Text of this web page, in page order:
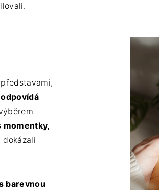
momentky,
barevnou